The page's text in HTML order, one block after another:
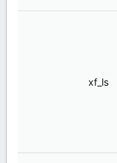
xf_ls